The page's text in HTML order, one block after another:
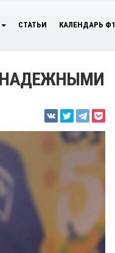
СТАТЬИ КАЛЕНДАРЬ Ф1
НАДЕЖНЫМИ